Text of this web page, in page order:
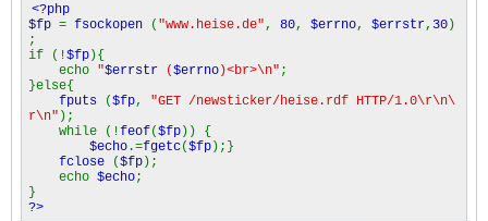
<?php
$fp = fsockopen ( "www.heise.de" , 80, $errno, $errstr, 30)
;
if (!$fp){
echo "$errstr ($errno)<br>\n" ;
}else{
fputs
($fp, "GET /newsticker/heise.rdf HTTP/1.0\r\n\
r\n" );
while (!feof($fp)) {
$echo .=fgetc($fp);}
fclose
($fp);
echo $echo;
}
?>